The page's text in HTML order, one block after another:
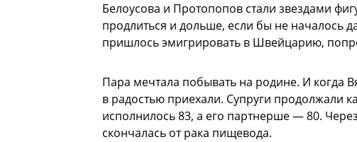
Белоусова и Протопопов стали звездами
продлиться и дольше, если бы не началось
пришлось эмигрировать в Швейцарию,
Пара мечтала побывать на родине. И когда
в радостью приехали. Супруги продолжали
исполнилось 83, а его партнерше — 80.
скончалась от рака пищевода.